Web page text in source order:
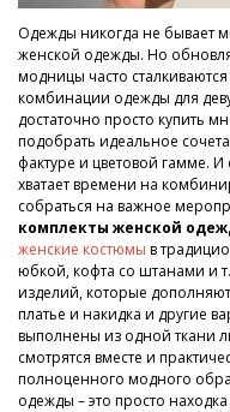
Одежды никогда не бывает
женской одежды. Но
модницы часто
комбинации одежды для
достаточно просто купить
подобрать идеальное
фактуре и цветовой гамме.
хватает времени на
собраться на важное
комплекты женской
женские костюмы в
юбкой, кофта со штанами и
изделий, которые
платье и накидка и другие
выполнены из одной ткани
смотрятся вместе и
полноценного модного
одежды – это просто